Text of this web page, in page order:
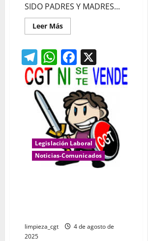
SIDO PADRES Y MADRES...
Leer MásLeer
más
AUN
ESTAS
A
TIEMPO
DE
SOLICITAR
PERMISO
RETRIBUIDO
MATERNIDAD
Y
PATERNIDAD.
Telegram
WhatsApp
Facebook
Legislación Laboral
Noticias-Comunicados
limpieza_cgt
4 de agosto de
2025